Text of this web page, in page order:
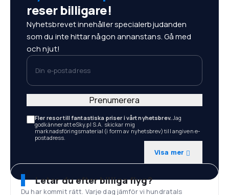
reser billigare!
Nyhetsbrevet innehåller specialerbjudanden
som du inte hittar någon annanstans. Gå med
och njut!
Din e-postadress
Fler resor till fantastiska priser i vårt nyhetsbrev.Jag
godkänner att eSky.pl S.A. skickar mig
marknadsföringsmaterial (i form av nyhetsbrev) till angiven e-
postadress.
Visa mer
Prenumerera
Letar du efter billiga flyg?
Du har kommit rätt. Varje dag jämför vi hundratals